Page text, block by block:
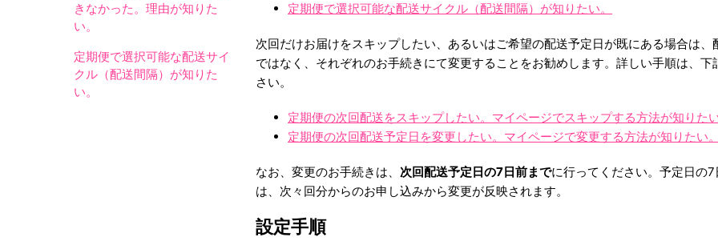
きなかった。理由が知りた
い。
定期便で選択可能な配送サイ
クル（配送間隔）が知りた
い。
定期便で選択可能な配送サイクル（配送間隔）が知りたい。
次回だけお届けをスキップしたい、あるいはご希望の配送予定日が既にある場合は、
ではなく、それぞれのお手続きにて変更することをお勧めします。詳しい手順は、下
さい。
定期便の次回配送をスキップしたい。マイページでスキップする方法が知りたい
定期便の次回配送予定日を変更したい。マイページで変更する方法が知りたい。
なお、変更のお手続きは、次回配送予定日の7日前までに行ってください。予定日の
は、次々回分からのお申し込みから変更が反映されます。
設定手順